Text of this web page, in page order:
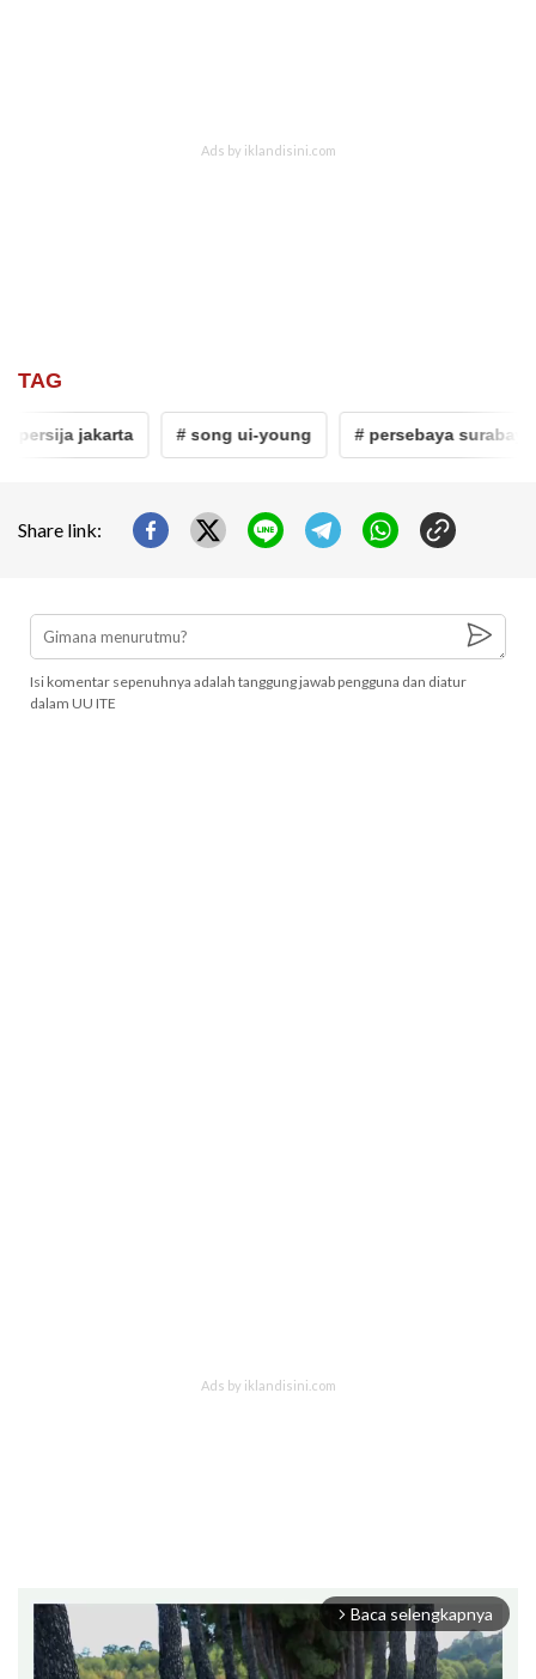
TAG
persija jakarta # song ui-young # persebaya surabaya
Share link:
Isi komentar sepenuhnya adalah tanggung jawab pengguna dan diatur
dalam UU ITE
arrow_forward_ios Baca selengkapnya